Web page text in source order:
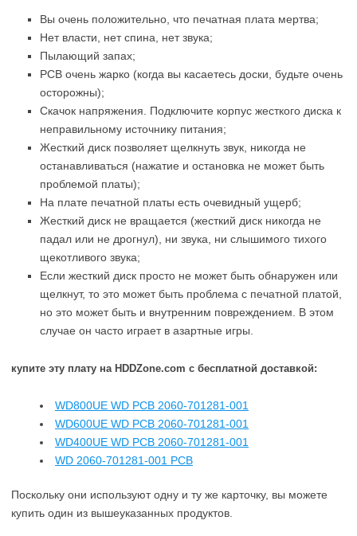
Вы очень положительно, что печатная плата мертва;
Нет власти, нет спина, нет звука;
Пылающий запах;
PCB очень жарко (когда вы касаетесь доски, будьте очень
осторожны);
Скачок напряжения. Подключите корпус жесткого диска к
неправильному источнику питания;
Жесткий диск позволяет щелкнуть звук, никогда не
останавливаться (нажатие и остановка не может быть
проблемой платы);
На плате печатной платы есть очевидный ущерб;
Жесткий диск не вращается (жесткий диск никогда не
падал или не дрогнул), ни звука, ни слышимого тихого
щекотливого звука;
Если жесткий диск просто не может быть обнаружен или
щелкнут, то это может быть проблема с печатной платой,
но это может быть и внутренним повреждением. В этом
случае он часто играет в азартные игры.
купите эту плату на HDDZone.com с бесплатной доставкой:
WD800UE WD PCB 2060-701281-001
WD600UE WD PCB 2060-701281-001
WD400UE WD PCB 2060-701281-001
WD 2060-701281-001 PCB
Поскольку они используют одну и ту же карточку, вы можете
купить один из вышеуказанных продуктов.